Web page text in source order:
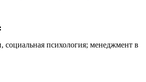
социальная психология; менеджмент в